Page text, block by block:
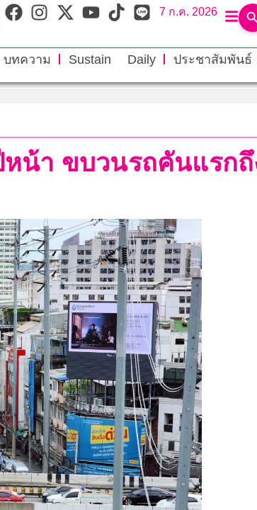
7 ก.ค. 2026
บทความ Sustain Daily ประชาสัมพันธ์
หน้า ขบวนรถคันแรกถึ